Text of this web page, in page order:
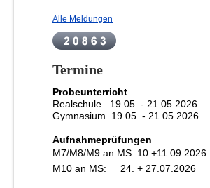
Alle Meldungen
Termine
Probeunterricht
Realschule 19.05. - 21.05.2026
Gymnasium 19 .05. - 21.05.2026
Aufnahmeprüfungen
M7/M8/M9 an MS: 10.+11.09.2026
M10 an MS: 24. + 27.07.2026